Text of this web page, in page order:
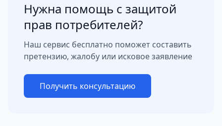
Нужна помощь с защитой
прав потребителей?
Наш сервис бесплатно поможет составить
претензию, жалобу или исковое заявление
Получить консультацию